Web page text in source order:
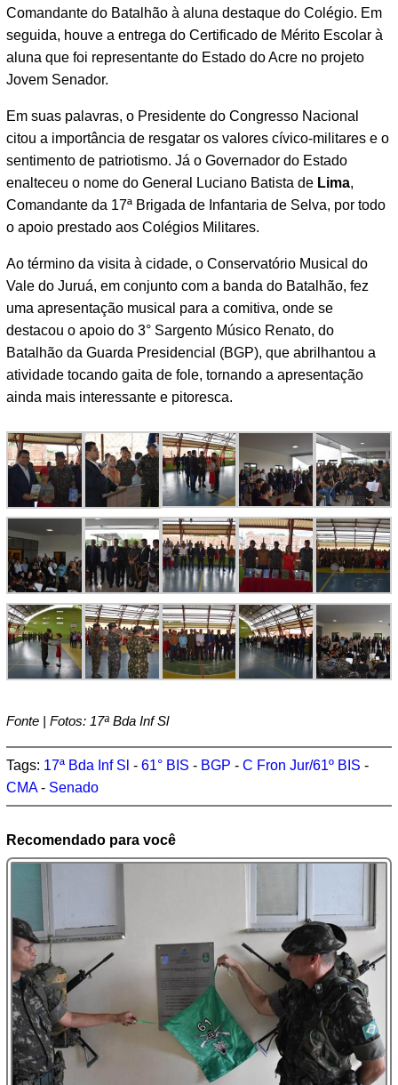
Comandante do Batalhão à aluna destaque do Colégio. Em
seguida, houve a entrega do Certificado de Mérito Escolar à
aluna que foi representante do Estado do Acre no projeto
Jovem Senador.
Em suas palavras, o Presidente do Congresso Nacional
citou a importância de resgatar os valores cívico-militares e o
sentimento de patriotismo. Já o Governador do Estado
enalteceu o nome do General Luciano Batista de Lima,
Comandante da 17ª Brigada de Infantaria de Selva, por todo
o apoio prestado aos Colégios Militares.
Ao término da visita à cidade, o Conservatório Musical do
Vale do Juruá, em conjunto com a banda do Batalhão, fez
uma apresentação musical para a comitiva, onde se
destacou o apoio do 3° Sargento Músico Renato, do
Batalhão da Guarda Presidencial (BGP), que abrilhantou a
atividade tocando gaita de fole, tornando a apresentação
ainda mais interessante e pitoresca.
Fonte | Fotos: 17ª Bda Inf Sl
Tags: 17ª Bda Inf Sl - 61° BIS - BGP - C Fron Jur/61º BIS -
CMA- Senado
Recomendado para você